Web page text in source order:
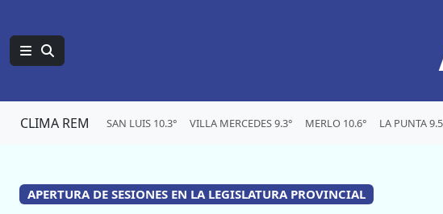
CLIMA REM SAN LUIS 10.3° VILLA MERCEDES 9.3° MERLO 10.6° LA PUNTA
APERTURA DE SESIONES EN LA LEGISLATURA PROVINCIAL